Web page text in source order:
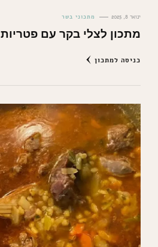
ינואר 8, 2025 מתכוני בשר
מתכון לצלי בקר עם פטריות
כניסה למתכון